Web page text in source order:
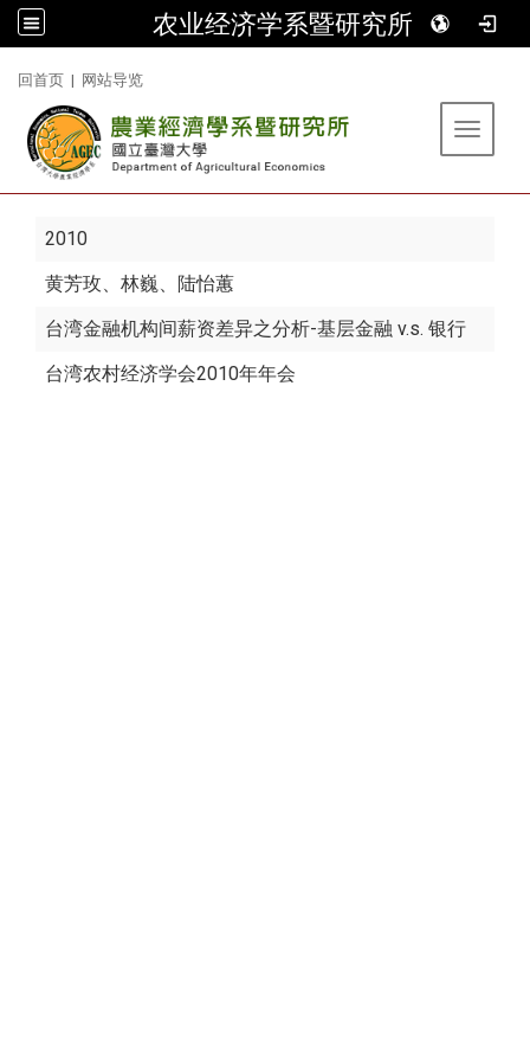
农业经济学系暨研究所
回首页 | 网站导览
Toggle
2010
黄芳玫、林巍、陆怡蕙
台湾金融机构间薪资差异之分析-基层金融 v.s. 银行
台湾农村经济学会2010年年会